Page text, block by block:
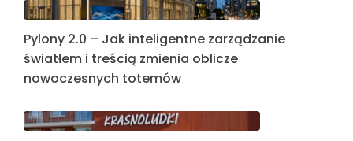
Pylony 2.0 – Jak inteligentne zarządzanie
światłem i treścią zmienia oblicze
nowoczesnych totemów